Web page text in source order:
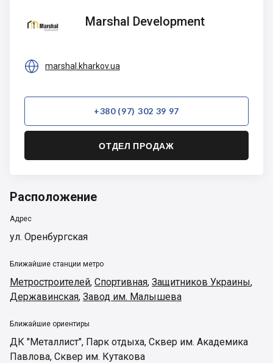
Development
Marshal Development
 marshal.kharkov.ua
+380 (97) 302 39 97
ОТДЕЛ ПРОДАЖ
Расположение
Адрес
ул. Оренбургская
Ближайшие станции метро
Метростроителей, Спортивная, Защитников Украины,
Державинская, Завод им. Малышева
Ближайшие ориентиры
ДК "Металлист", Парк отдыха, Сквер им. Академика
Павлова, Сквер им. Кутакова